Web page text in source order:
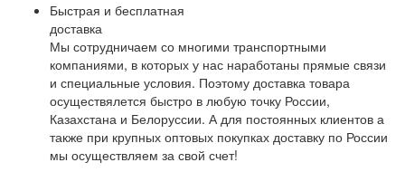
Быстрая и бесплатная
доставка
Мы сотрудничаем со многими транспортными
компаниями, в которых у нас наработаны прямые связи
и специальные условия. Поэтому доставка товара
осуществялется быстро в любую точку России,
Казахстана и Белоруссии. А для постоянных клиентов а
также при крупных оптовых покупках доставку по России
мы осуществляем за свой счет!